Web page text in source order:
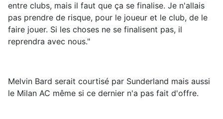
entre clubs, mais il faut que ça se finalise. Je n'allais
pas prendre de risque, pour le joueur et le club, de le
faire jouer. Si les choses ne se finalisent pas, il
reprendra avec nous."
Melvin Bard serait courtisé par Sunderland mais aussi
le Milan AC même si ce dernier n'a pas fait d'offre.